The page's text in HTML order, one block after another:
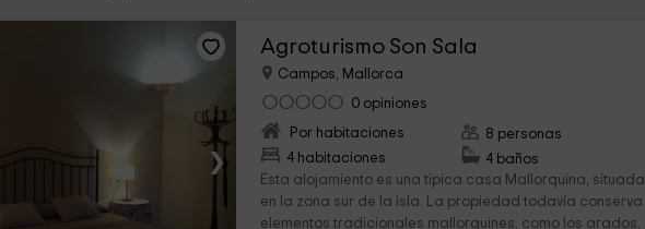
›
Agroturismo Son Sala
Campos, Mallorca
0 opiniones
Por habitaciones
4 habitaciones
8 personas
4 baños
Esta alojamiento es una típica casa Mallorquina, situada
en la zona sur de la isla. La propiedad todavía conserva
elementos tradicionales mallorquines, como los arados,